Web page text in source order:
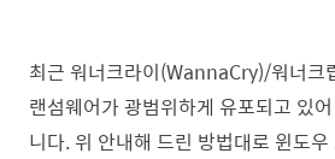
최근 워너크라이(WannaCry)/워너
랜섬웨어가 광범위하게 유포되고 있
니다. 위 안내해 드린 방법대로 윈도